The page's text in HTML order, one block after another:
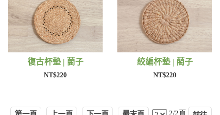
復古杯墊 | 藺子
NT$220
絞編杯墊 | 藺子
NT$220
2/2頁